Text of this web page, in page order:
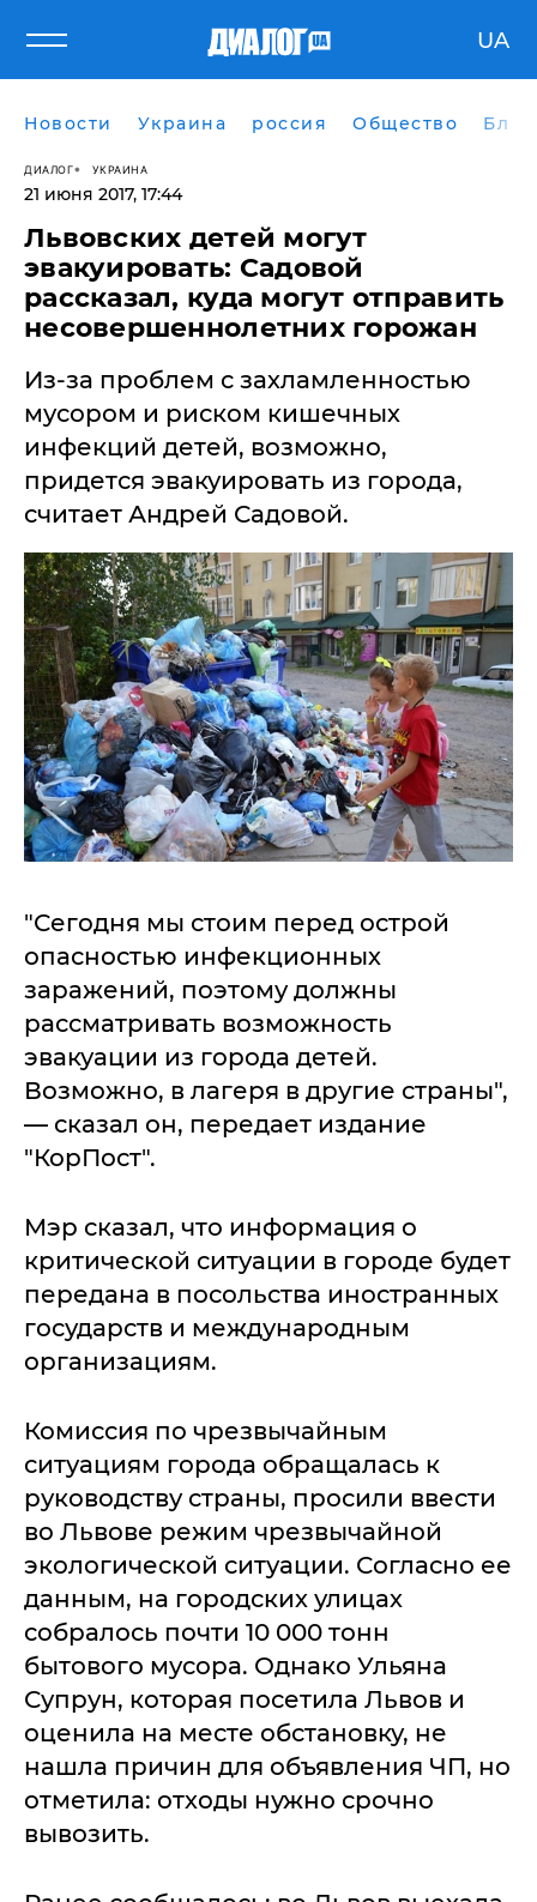
UA
Новости Украина россия Общество
ДИАЛОГ УКРАИНА
21 июня 2017, 17:44
Львовских детей могут
эвакуировать: Садовой
рассказал, куда могут отправить
несовершеннолетних горожан
Из-за проблем с захламленностью
мусором и риском кишечных
инфекций детей, возможно,
придется эвакуировать из города,
считает Андрей Садовой.
"Сегодня мы стоим перед острой
опасностью инфекционных
заражений, поэтому должны
рассматривать возможность
эвакуации из города детей.
Возможно, в лагеря в другие страны",
— сказал он, передает издание
"КорПост".
Мэр сказал, что информация о
критической ситуации в городе будет
передана в посольства иностранных
государств и международным
организациям.
Комиссия по чрезвычайным
ситуациям города обращалась к
руководству страны, просили ввести
во Львове режим чрезвычайной
экологической ситуации. Согласно ее
данным, на городских улицах
собралось почти 10 000 тонн
бытового мусора. Однако Ульяна
Супрун, которая посетила Львов и
оценила на месте обстановку, не
нашла причин для объявления ЧП, но
отметила: отходы нужно срочно
вывозить.